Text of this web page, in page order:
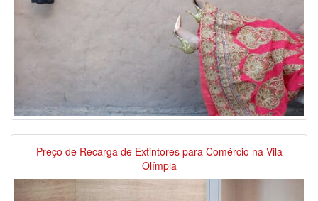
Preço de Recarga de Extintores para Comércio na Vila
Olímpia